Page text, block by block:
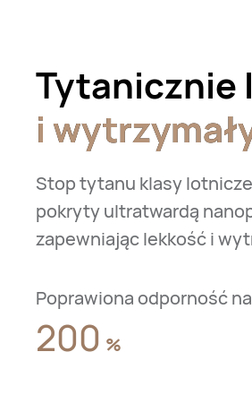
Tytanicznie
i
i
Stop tytanu klasy
pokryty ultratwardą
zapewniając lekkość i
Poprawiona odporność
200 %